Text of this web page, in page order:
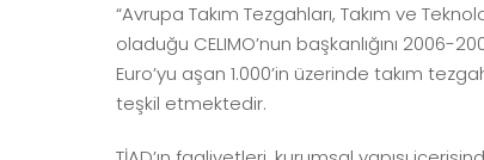
“Avrupa Takım Tezgahları, Takım ve
oladuğu CELIMO’nun başkanlığını
Euro’yu aşan 1.000’in üzerinde takım
teşkil etmektedir.